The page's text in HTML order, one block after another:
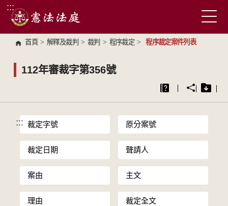
跳到主要內容區塊
:::
首頁 > 解釋及裁判 > 裁判 > 程序裁定 > 程序裁定案件列表
112年審裁字第356號
::: 裁定字號 原分案號
裁定日期 聲請人
案由 主文
理由 裁定全文